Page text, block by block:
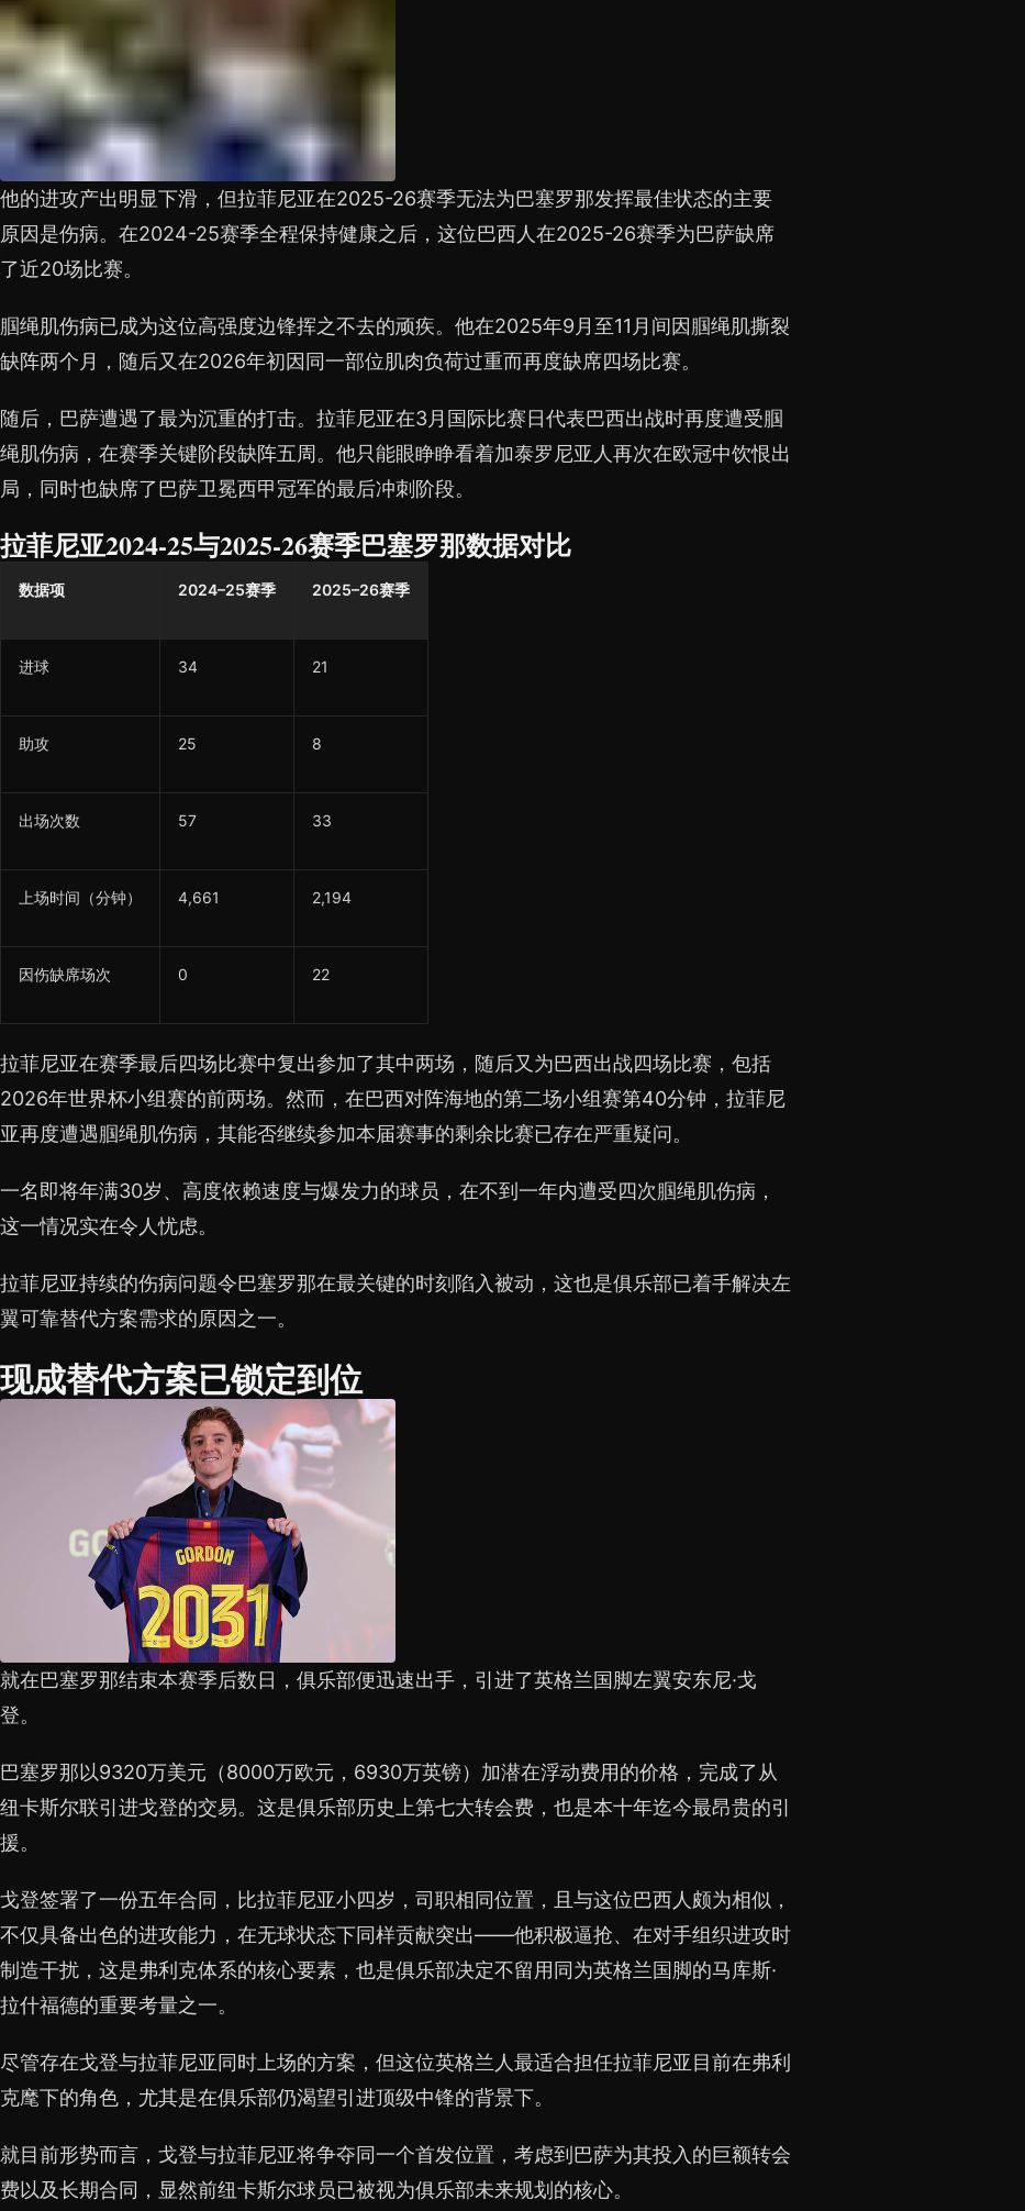
他的进攻产出明显下滑，但拉菲尼亚在2025-26赛季无法为巴塞罗那发挥最佳状态的主要
原因是伤病。在2024-25赛季全程保持健康之后，这位巴西人在2025-26赛季为巴萨缺席
了近20场比赛。
腘绳肌伤病已成为这位高强度边锋挥之不去的顽疾。他在2025年9月至11月间因腘绳肌撕裂
缺阵两个月，随后又在2026年初因同一部位肌肉负荷过重而再度缺席四场比赛。
随后，巴萨遭遇了最为沉重的打击。拉菲尼亚在3月国际比赛日代表巴西出战时再度遭受腘
绳肌伤病，在赛季关键阶段缺阵五周。他只能眼睁睁看着加泰罗尼亚人再次在欧冠中饮恨出
局，同时也缺席了巴萨卫冕西甲冠军的最后冲刺阶段。
拉菲尼亚2024-25与2025-26赛季巴塞罗那数据对比
数据项 2024–25赛季 2025–26赛季
进球 34 21
助攻 25 8
出场次数 57 33
上场时间（分钟） 4,661 2,194
因伤缺席场次 0 22
拉菲尼亚在赛季最后四场比赛中复出参加了其中两场，随后又为巴西出战四场比赛，包括
2026年世界杯小组赛的前两场。然而，在巴西对阵海地的第二场小组赛第40分钟，拉菲尼
亚再度遭遇腘绳肌伤病，其能否继续参加本届赛事的剩余比赛已存在严重疑问。
一名即将年满30岁、高度依赖速度与爆发力的球员，在不到一年内遭受四次腘绳肌伤病，
这一情况实在令人忧虑。
拉菲尼亚持续的伤病问题令巴塞罗那在最关键的时刻陷入被动，这也是俱乐部已着手解决左
翼可靠替代方案需求的原因之一。
现成替代方案已锁定到位
就在巴塞罗那结束本赛季后数日，俱乐部便迅速出手，引进了英格兰国脚左翼安东尼·戈
登。
巴塞罗那以9320万美元（8000万欧元，6930万英镑）加潜在浮动费用的价格，完成了从
纽卡斯尔联引进戈登的交易。这是俱乐部历史上第七大转会费，也是本十年迄今最昂贵的引
援。
戈登签署了一份五年合同，比拉菲尼亚小四岁，司职相同位置，且与这位巴西人颇为相似，
不仅具备出色的进攻能力，在无球状态下同样贡献突出——他积极逼抢、在对手组织进攻时
制造干扰，这是弗利克体系的核心要素，也是俱乐部决定不留用同为英格兰国脚的马库斯·
拉什福德的重要考量之一。
尽管存在戈登与拉菲尼亚同时上场的方案，但这位英格兰人最适合担任拉菲尼亚目前在弗利
克麾下的角色，尤其是在俱乐部仍渴望引进顶级中锋的背景下。
就目前形势而言，戈登与拉菲尼亚将争夺同一个首发位置，考虑到巴萨为其投入的巨额转会
费以及长期合同，显然前纽卡斯尔球员已被视为俱乐部未来规划的核心。